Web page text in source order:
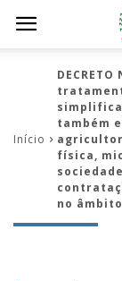
Início
também
física,
no